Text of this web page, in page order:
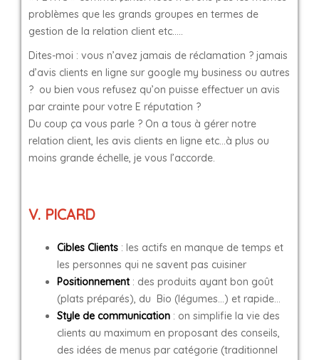
problèmes que les grands groupes en termes de
gestion de la relation client etc.….
Dites-moi : vous n’avez jamais de réclamation ? jamais
d’avis clients en ligne sur google my business ou autres
? ou bien vous refusez qu’on puisse effectuer un avis
par crainte pour votre E réputation ?
Du coup ça vous parle ? On a tous à gérer notre
relation client, les avis clients en ligne etc…à plus ou
moins grande échelle, je vous l’accorde.
V. PICARD
Cibles Clients : les actifs en manque de temps et
les personnes qui ne savent pas cuisiner
Positionnement : des produits ayant bon goût
(plats préparés), du Bio (légumes…) et rapide…
Style de communication : on simplifie la vie des
clients au maximum en proposant des conseils,
des idées de menus par catégorie (traditionnel